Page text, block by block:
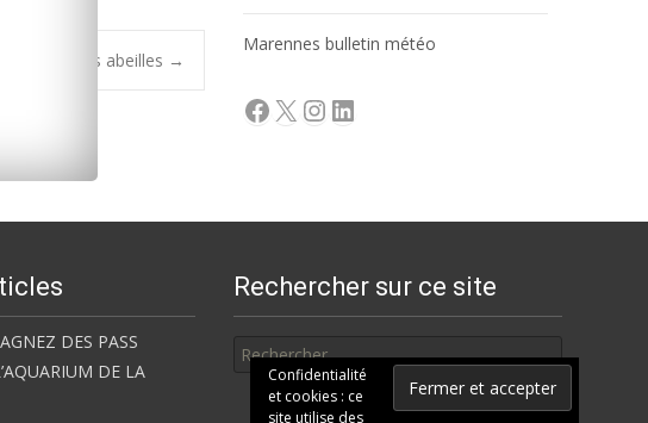
colza et les abeilles →
Marennes bulletin météo
Facebook
X Instagram
LinkedIn
DES PASS
DE LA
Rechercher sur ce site
Confidentialité
et cookies : ce
site utilise des